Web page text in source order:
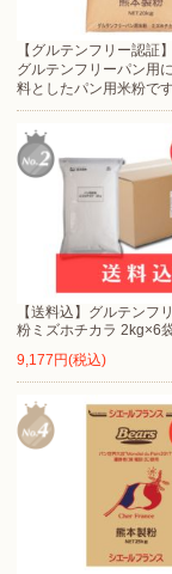
【グルテンフリー認証】
グルテンフリーパン用
料としたパン用米粉です
【送料込】グルテンフ
粉ミズホチカラ 2kg×6
9,177円(税込)